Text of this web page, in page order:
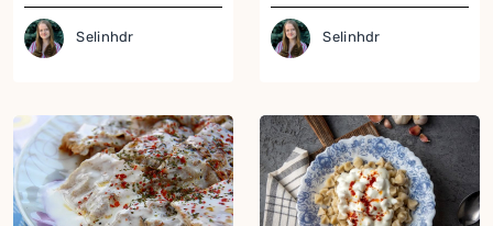
Selinhdr Selinhdr